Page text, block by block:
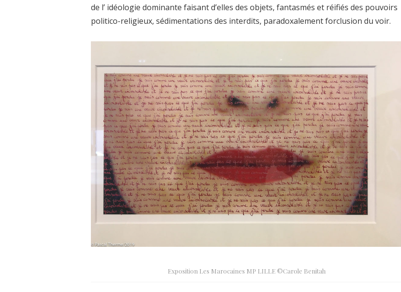
de l’ idéologie dominante faisant d’elles des objets, fantasmés et réifiés des pouvoirs
politico-religieux, sédimentations des interdits, paradoxalement forclusion du voir.
Exposition Les Marocaines MP LILLE ©Carole Benitah